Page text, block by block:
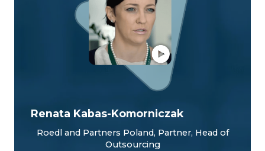
Renata Kabas-Komorniczak
Roedl and Partners Poland, Partner, Head of
Outsourcing